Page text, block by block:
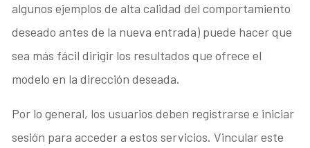
algunos ejemplos de alta calidad del comportamiento
deseado antes de la nueva entrada) puede hacer que
sea más fácil dirigir los resultados que ofrece el
modelo en la dirección deseada.
Por lo general, los usuarios deben registrarse e iniciar
sesión para acceder a estos servicios. Vincular este